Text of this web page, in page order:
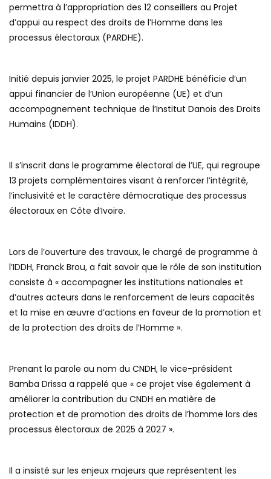
permettra à l’appropriation des 12 conseillers au Projet
d’appui au respect des droits de l’Homme dans les
processus électoraux (PARDHE).
Initié depuis janvier 2025, le projet PARDHE bénéficie d’un
appui financier de l’Union européenne (UE) et d’un
accompagnement technique de l’Institut Danois des Droits
Humains (IDDH).
Il s’inscrit dans le programme électoral de l’UE, qui regroupe
13 projets complémentaires visant à renforcer l’intégrité,
l’inclusivité et le caractère démocratique des processus
électoraux en Côte d’Ivoire.
Lors de l’ouverture des travaux, le chargé de programme à
l’IDDH, Franck Brou, a fait savoir que le rôle de son institution
consiste à « accompagner les institutions nationales et
d’autres acteurs dans le renforcement de leurs capacités
et la mise en œuvre d’actions en faveur de la promotion et
de la protection des droits de l’Homme ».
Prenant la parole au nom du CNDH, le vice-président
Bamba Drissa a rappelé que « ce projet vise également à
améliorer la contribution du CNDH en matière de
protection et de promotion des droits de l’homme lors des
processus électoraux de 2025 à 2027 ».
Il a insisté sur les enjeux majeurs que représentent les